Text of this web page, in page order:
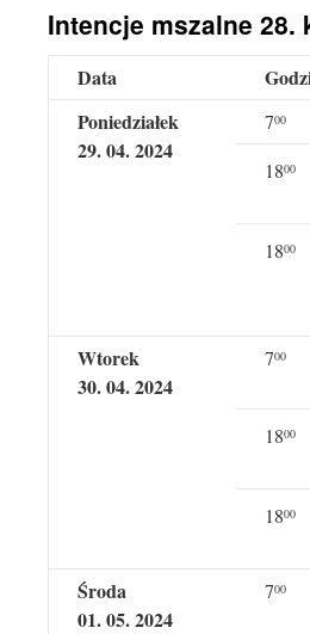
Intencje mszalne 28.
Data
Poniedziałek
29.04. 2024
700
1800
1800
Wtorek
30.04. 2024
700
1800
1800
Środa
01.05. 2024
700